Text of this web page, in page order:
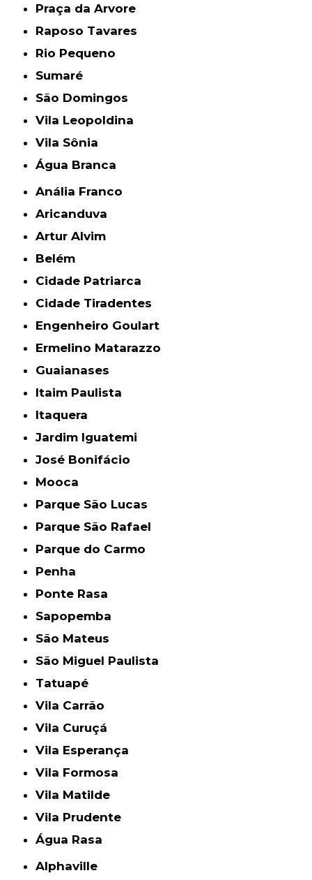
Praça da Arvore
Raposo Tavares
Rio Pequeno
Sumaré
São Domingos
Vila Leopoldina
Vila Sônia
Água Branca
Anália Franco
Aricanduva
Artur Alvim
Belém
Cidade Patriarca
Cidade Tiradentes
Engenheiro Goulart
Ermelino Matarazzo
Guaianases
Itaim Paulista
Itaquera
Jardim Iguatemi
José Bonifácio
Mooca
Parque São Lucas
Parque São Rafael
Parque do Carmo
Penha
Ponte Rasa
Sapopemba
São Mateus
São Miguel Paulista
Tatuapé
Vila Carrão
Vila Curuçá
Vila Esperança
Vila Formosa
Vila Matilde
Vila Prudente
Água Rasa
Alphaville